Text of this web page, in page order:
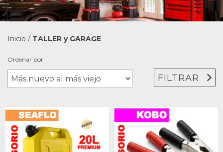
Inicio / TALLER y GARAGE
Ordenar por
FILTRAR